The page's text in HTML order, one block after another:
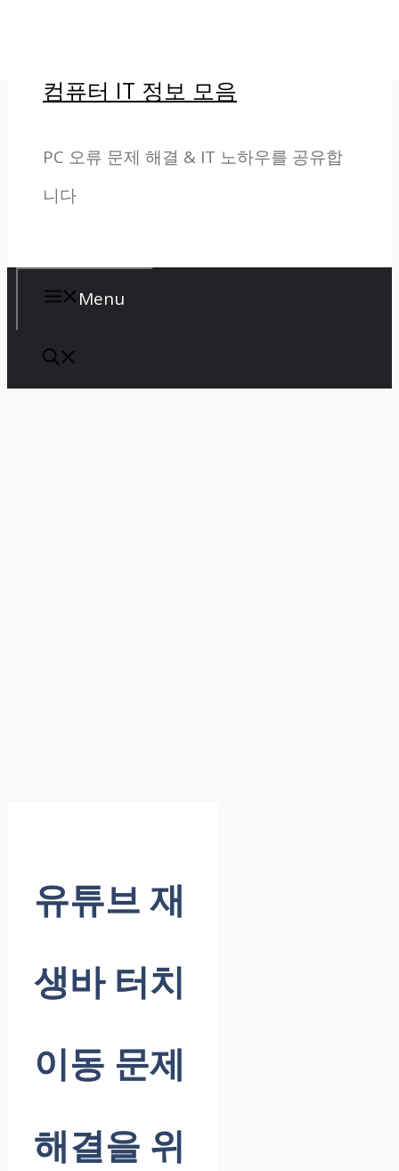
컴퓨터 IT 정보 모음
PC 오류 문제 해결 & IT 노하우를 공유합
니다
Menu
유튜브 재
생바 터치
이동 문제
해결을 위